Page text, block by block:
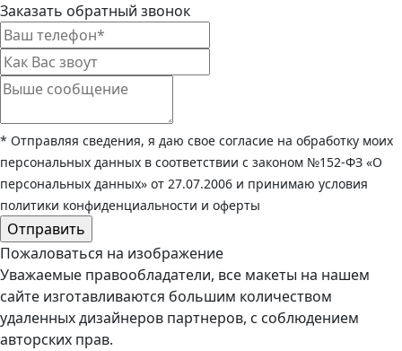
Заказать обратный звонок
* Отправляя сведения, я даю свое согласие на обработку моих
персональных данных в соответствии с законом №152-ФЗ «О
персональных данных» от 27.07.2006 и принимаю условия
политики конфиденциальности и оферты
Пожаловаться на изображение
Уважаемые правообладатели, все макеты на нашем
сайте изготавливаются большим количеством
удаленных дизайнеров партнеров, с соблюдением
авторских прав.